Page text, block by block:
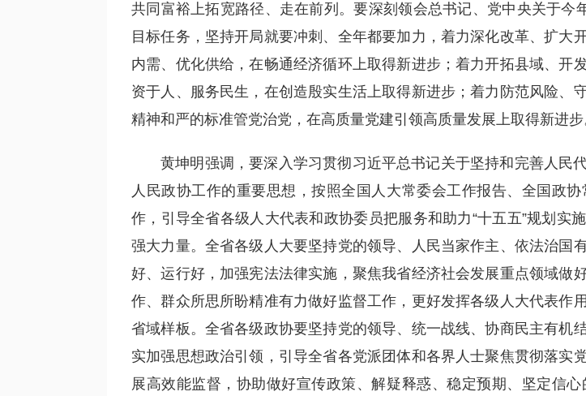
共同富裕上拓宽路径、走在前列。要深刻领会总书记、党中央关于今
目标任务，坚持开局就要冲刺、全年都要加力，着力深化改革、扩大
内需、优化供给，在畅通经济循环上取得新进步；着力开拓县域、开
资于人、服务民生，在创造殷实生活上取得新进步；着力防范风险、
精神和严的标准管党治党，在高质量党建引领高质量发展上取得新进步
黄坤明强调，要深入学习贯彻习近平总书记关于坚持和完善人民
人民政协工作的重要思想，按照全国人大常委会工作报告、全国政
作，引导全省各级人大代表和政协委员把服务和助力“十五五”规划实
强大力量。全省各级人大要坚持党的领导、人民当家作主、依法治国
好、运行好，加强宪法法律实施，聚焦我省经济社会发展重点领域做
作、群众所思所盼精准有力做好监督工作，更好发挥各级人大代表作
省域样板。全省各级政协要坚持党的领导、统一战线、协商民主有机
实加强思想政治引领，引导全省各党派团体和各界人士聚焦贯彻落实
展高效能监督，协助做好宣传政策、解疑释惑、稳定预期、坚定信